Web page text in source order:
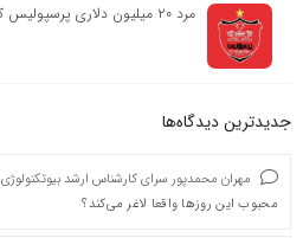
مرد ۲۰ میلیون دلاری پرسپولیس کیست؟
جدیدترین دیدگاه‌‌ها
مهران محمدپور سرای کارشناس ارشد بیوتکنولوژی
محبوب این روزها واقعا لاغر می‌کند؟